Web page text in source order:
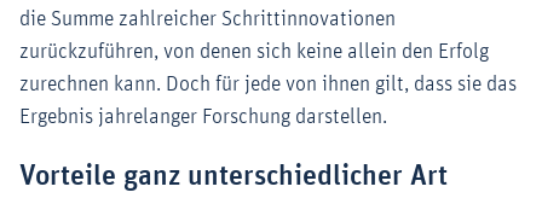
die Summe zahlreicher Schrittinnovationen
zurückzuführen, von denen sich keine allein den Erfolg
zurechnen kann. Doch für jede von ihnen gilt, dass sie das
Ergebnis jahrelanger Forschung darstellen.
Vorteile ganz unterschiedlicher Art